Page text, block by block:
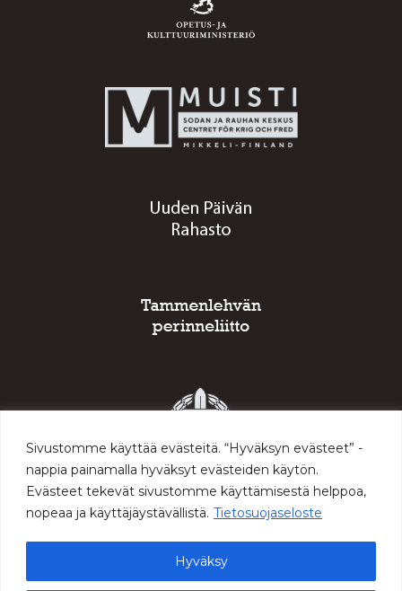
Sivustomme käyttää evästeitä. “Hyväksyn evästeet” -
nappia painamalla hyväksyt evästeiden käytön.
Evästeet tekevät sivustomme käyttämisestä helppoa,
nopeaa ja käyttäjäystävällistä. Tietosuojaseloste
Hyväksy